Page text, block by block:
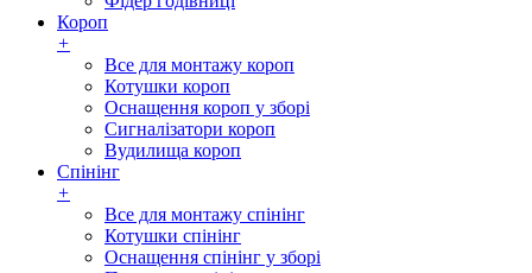
Короп
+
Все для монтажу короп
Котушки короп
Оснащення короп у зборі
Сигналізатори короп
Вудилища короп
Спінінг
+
Все для монтажу спінінг
Котушки спінінг
Оснащення спінінг у зборі